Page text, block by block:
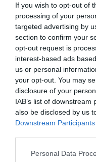
If you wish to opt-out of
processing of your
targeted advertising by
section to confirm your
opt-out request is
interest-based ads
us or personal
your opt-out. You may
disclosure of your
IAB’s list of
also be disclosed by us
Downstream Participants
Personal Data
En laFalla Plaça de
serà la Fallera Major i
Major Infantil.Adrián
presidència infantil i
presidència.
Falla El Penyotha
com a Fallera Major i
Fallera Major Infantil.
president, mentre que
com a president